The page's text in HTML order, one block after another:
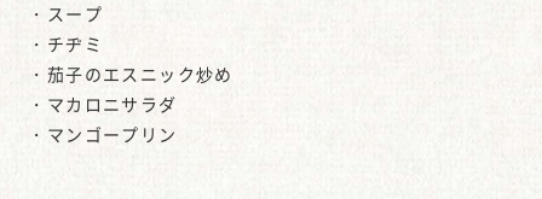
・スープ
・チヂミ
・茄子のエスニック炒め
・マカロニサラダ
・マンゴープリン